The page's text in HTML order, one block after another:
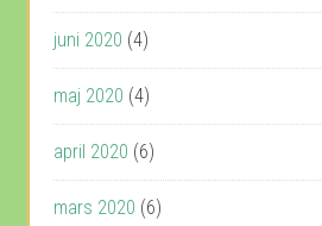
juni 2020 (4)
maj 2020 (4)
april 2020 (6)
mars 2020 (6)